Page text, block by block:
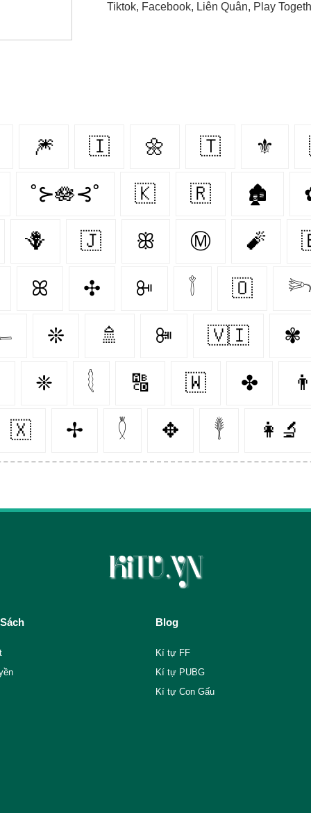
Tiktok, Facebook, Liên Quân, Play
🎆 🇮‌ 🌼 🇹‌ ⚜
˚⊱🪷⊰˚ 🇰‌ 🇷‌ 🏚
🪻 🇯‌ ꕥ Ⓜ 🧨
ꕤ ✣ ꔻ 𓇕 🇴‌ 𓆸
❊ 🚿 ꔼ 🇻🇮 ✾
❈ 𓇛 🔠 🇼‌ ✤
🇽‌ ✢ 𓇟 ✥ 𓇣 👩‍🔬
Blog
Kí tự FF
Kí tự PUBG
Kí tự Con Gấu